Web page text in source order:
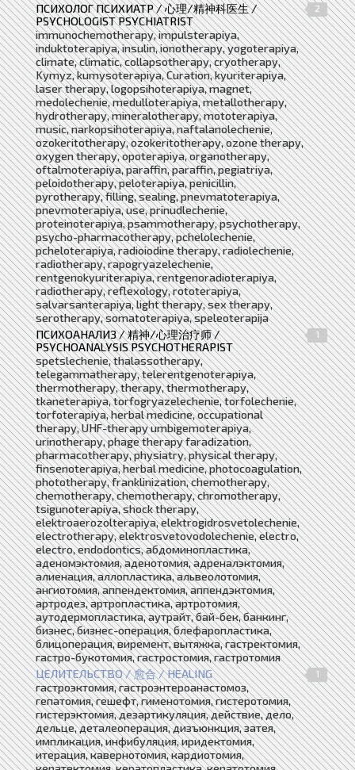
ПСИХОЛОГ ПСИХИАТР / 心理/精神科医生 /
PSYCHOLOGIST PSYCHIATRIST
2
immunochemotherapy, impulsterapiya,
induktoterapiya, insulin, ionotherapy, yogoterapiya,
climate, climatic, collapsotherapy, cryotherapy,
Kymyz, kumysoterapiya, Curation, kyuriterapiya,
laser therapy, logopsihoterapiya, magnet,
medolechenie, medulloterapiya, metallotherapy,
hydrotherapy, mineralotherapy, mototerapiya,
music, narkopsihoterapiya, naftalanolechenie,
ozokeritotherapy, ozokeritotherapy, ozone therapy,
oxygen therapy, opoterapiya, organotherapy,
oftalmoterapiya, paraffin, paraffin, pegiatriya,
peloidotherapy, peloterapiya, penicillin,
pyrotherapy, filling, sealing, pnevmatoterapiya,
pnevmoterapiya, use, prinudlechenie,
proteinoterapiya, psammotherapy, psychotherapy,
psycho-pharmacotherapy, pchelolechenie,
pcheloterapiya, radioiodine therapy, radiolechenie,
radiotherapy, rapogryazelechenie,
rentgenokyuriterapiya, rentgenoradioterapiya,
radiotherapy, reflexology, rototerapiya,
salvarsanterapiya, light therapy, sex therapy,
serotherapy, somatoterapiya, speleoterapija
ПСИХОАНАЛИЗ / 精神/心理治疗师 /
PSYCHOANALYSIS PSYCHOTHERAPIST
1
spetslechenie, thalassotherapy,
telegammatherapy, telerentgenoterapiya,
thermotherapy, therapy, thermotherapy,
tkaneterapiya, torfogryazelechenie, torfolechenie,
torfoterapiya, herbal medicine, occupational
therapy, UHF-therapy umbigemoterapiya,
urinotherapy, phage therapy faradization,
pharmacotherapy, physiatry, physical therapy,
finsenoterapiya, herbal medicine, photocoagulation,
phototherapy, franklinization, chemotherapy,
chemotherapy, chemotherapy, chromotherapy,
tsigunoterapiya, shock therapy,
elektroaerozolterapiya, elektrogidrosvetolechenie,
electrotherapy, elektrosvetovodolechenie, electro,
electro, endodontics, абдоминопластика,
аденомэктомия, аденотомия, адреналэктомия,
алиенация, аллопластика, альвеолотомия,
ангиотомия, аппендектомия, аппендэктомия,
артродез, артропластика, артротомия,
аутодермопластика, аутрайт, бай-бек, банкинг,
бизнес, бизнес-операция, блефаропластика,
блицоперация, виремент, вытяжка, гастректомия,
гастро-букотомия, гастростомия, гастротомия
ЦЕЛИТЕЛЬСТВО / 愈合 / HEALING
1
гастроэктомия, гастроэнтероанастомоз,
гепатомия, гешефт, гименотомия, гистеротомия,
гистерэктомия, дезартикуляция, действие, дело,
дельце, деталеоперация, дизъюнкция, затея,
импликация, инфибуляция, иридектомия,
итерация, кавернотомия, кардиотомия,